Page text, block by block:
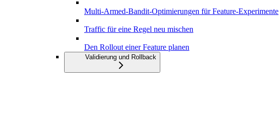
Multi-Armed-Bandit-Optimierungen für Feature-Experimente
Traffic für eine Regel neu mischen
Den Rollout einer Feature planen
Validierung und Rollback